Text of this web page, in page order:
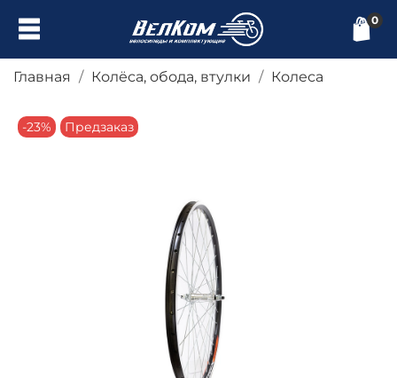
0
Главная Колёса, обода, втулки Колеса
-23% Предзаказ